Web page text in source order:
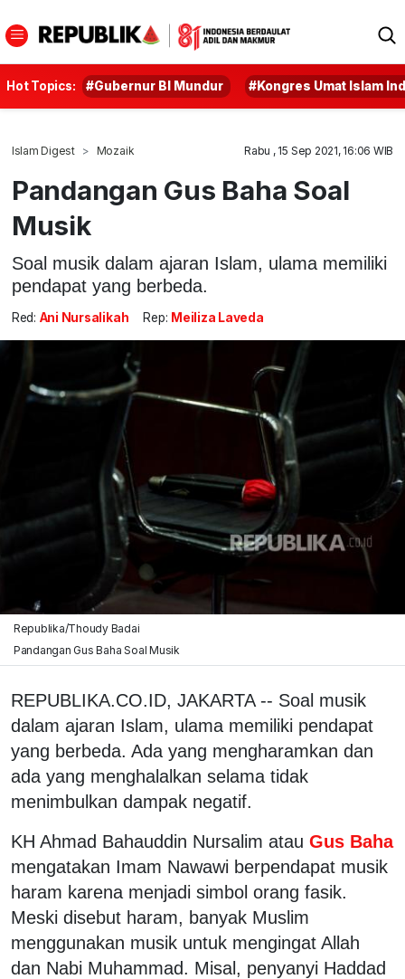
Hot Topics: #Gubernur BI Mundur #Kongres Umat Islam
Islam Digest Mozaik Rabu , 15 Sep 2021, 16:06 WIB
Pandangan Gus Baha Soal
Musik
Soal musik dalam ajaran Islam, ulama memiliki
pendapat yang berbeda.
Red: Ani Nursalikah Rep: Meiliza Laveda
Republika/Thoudy Badai
Pandangan Gus Baha Soal Musik
REPUBLIKA.CO.ID, JAKARTA -- Soal musik
dalam ajaran Islam, ulama memiliki pendapat
yang berbeda. Ada yang mengharamkan dan
ada yang menghalalkan selama tidak
menimbulkan dampak negatif.
KH Ahmad Bahauddin Nursalim atau Gus Baha
mengatakan Imam Nawawi berpendapat musik
haram karena menjadi simbol orang fasik.
Meski disebut haram, banyak Muslim
menggunakan musik untuk mengingat Allah
dan Nabi Muhammad. Misal, penyanyi Haddad